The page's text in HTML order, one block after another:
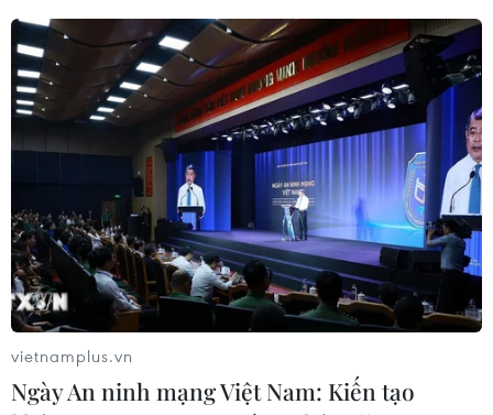
vietnamplus.vn
Ngày An ninh mạng Việt Nam: Kiến tạo